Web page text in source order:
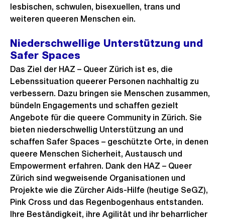
lesbischen, schwulen, bisexuellen, trans und
weiteren queeren Menschen ein.
Niederschwellige Unterstützung und
Safer Spaces
Das Ziel der HAZ – Queer Zürich ist es, die
Lebenssituation queerer Personen nachhaltig zu
verbessern. Dazu bringen sie Menschen zusammen,
bündeln Engagements und schaffen gezielt
Angebote für die queere Community in Zürich. Sie
bieten niederschwellig Unterstützung an und
schaffen Safer Spaces – geschützte Orte, in denen
queere Menschen Sicherheit, Austausch und
Empowerment erfahren. Dank den HAZ – Queer
Zürich sind wegweisende Organisationen und
Projekte wie die Zürcher Aids-Hilfe (heutige SeGZ),
Pink Cross und das Regenbogenhaus entstanden.
Ihre Beständigkeit, ihre Agilität und ihr beharrlicher